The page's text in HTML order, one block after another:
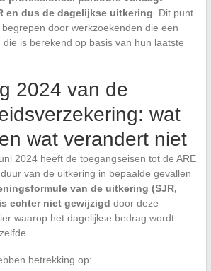
en dus de dagelijkse uitkering. Dit punt
door werkzoekenden die een
is berekend op basis van hun laatste
2024 van de
wat
wat verandert niet
2024 heeft de toegangseisen tot de ARE
van de uitkering in bepaalde gevallen
van de uitkering (SJR,
echter niet gewijzigd door deze
waarop het dagelijkse bedrag wordt
betrekking op: